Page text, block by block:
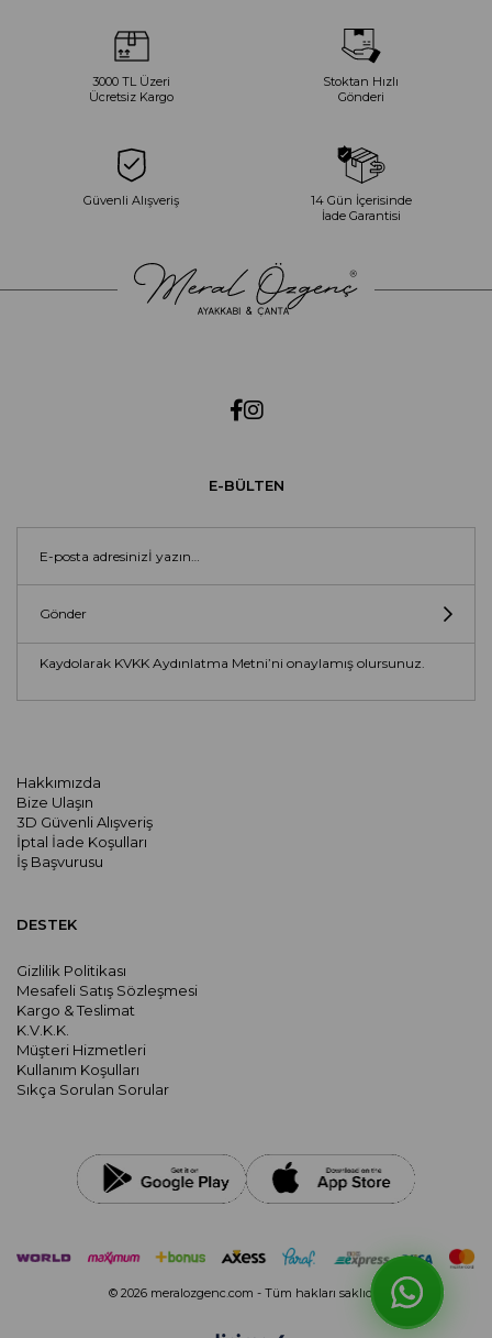
3000 TL Üzeri
Ücretsiz Kargo
Stoktan Hızlı
Gönderi
Güvenli Alışveriş
14 Gün İçerisinde
İade Garantisi
Hakkımızda
Bize Ulaşın
3D Güvenli Alışveriş
İptal İade Koşulları
İş Başvurusu
E-BÜLTEN
Gönder
Kaydolarak KVKK Aydınlatma Metni’ni onaylamış olursunuz.
DESTEK
Gizlilik Politikası
Mesafeli Satış Sözleşmesi
Kargo & Teslimat
K.V.K.K.
Müşteri Hizmetleri
Kullanım Koşulları
Sıkça Sorulan Sorular
© 2026 meralozgenc.com - Tüm hakları saklıdır.